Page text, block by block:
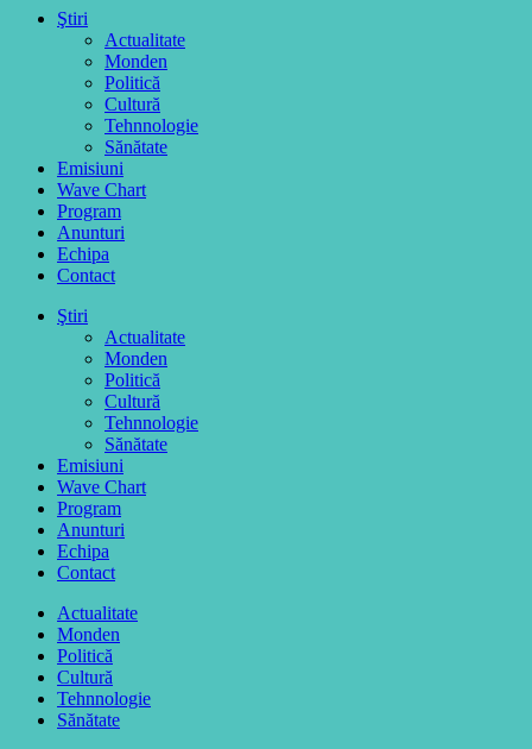
Ştiri
Actualitate
Monden
Politică
Cultură
Tehnnologie
Sănătate
Emisiuni
Wave Chart
Program
Anunturi
Echipa
Contact
Ştiri
Actualitate
Monden
Politică
Cultură
Tehnnologie
Sănătate
Emisiuni
Wave Chart
Program
Anunturi
Echipa
Contact
Actualitate
Monden
Politică
Cultură
Tehnnologie
Sănătate